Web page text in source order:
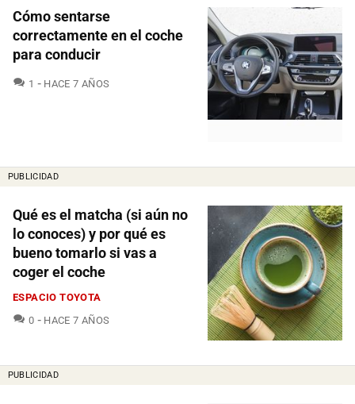
Cómo sentarse
correctamente en el coche
para conducir
1 COMENTARIOS
HACE 7 AÑOS
PUBLICIDAD
Qué es el matcha (si aún no
lo conoces) y por qué es
bueno tomarlo si vas a
coger el coche
ESPACIO TOYOTA
0 COMENTARIOS
HACE 7 AÑOS
PUBLICIDAD